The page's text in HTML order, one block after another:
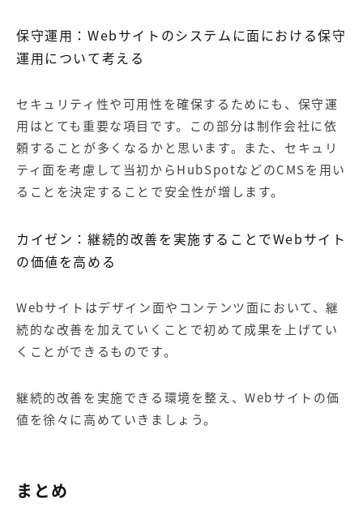
保守運用： Webサイトのシステムに面における保守
運用について考える
セキュリティ性や可用性を確保するためにも、保守運
用はとても重要な項目です。この部分は制作会社に依
頼することが多くなるかと思います。また、セキュリ
ティ面を考慮して当初からHubSpotなどのCMSを用い
ることを決定することで安全性が増します。
カイゼン：継続的改善を実施することでWebサイト
の価値を高める
Webサイトはデザイン面やコンテンツ面において、継
続的な改善を加えていくことで初めて成果を上げてい
くことができるものです。
継続的改善を実施できる環境を整え、Webサイトの価
値を徐々に高めていきましょう。
まとめ